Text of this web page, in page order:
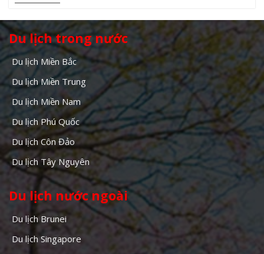
Du lịch trong nước
Du lịch Miền Bắc
Du lịch Miền Trung
Du lịch Miền Nam
Du lịch Phú Quốc
Du lịch Côn Đảo
Du lịch Tây Nguyên
Du lịch nước ngoài
Du lịch Brunei
Du lịch Singapore